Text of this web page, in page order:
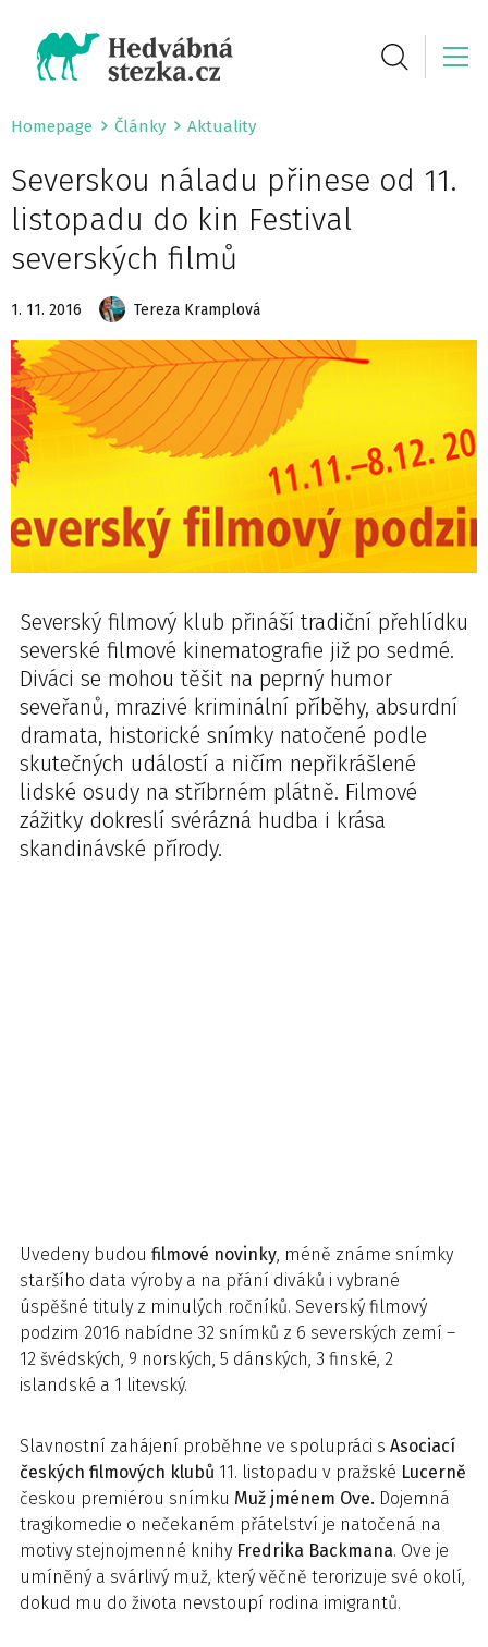
Homepage Články Aktuality
Severskou náladu přinese od 11.
listopadu do kin Festival
severských filmů
1. 11. 2016 Tereza Kramplová
Severský filmový klub přináší tradiční přehlídku
severské filmové kinematografie již po sedmé.
Diváci se mohou těšit na peprný humor
seveřanů, mrazivé kriminální příběhy, absurdní
dramata, historické snímky natočené podle
skutečných událostí a ničím nepřikrášlené
lidské osudy na stříbrném plátně. Filmové
zážitky dokreslí svérázná hudba i krása
skandinávské přírody.
Uvedeny budou filmové novinky, méně známe snímky
staršího data výroby a na přání diváků i vybrané
úspěšné tituly z minulých ročníků. Severský filmový
podzim 2016 nabídne 32 snímků z 6 severských zemí –
12 švédských, 9 norských, 5 dánských, 3 finské, 2
islandské a 1 litevský.
Slavnostní zahájení proběhne ve spolupráci s Asociací
českých filmových klubů 11. listopadu v pražské Lucerně
českou premiérou snímku Muž jménem Ove. Dojemná
tragikomedie o nečekaném přátelství je natočená na
motivy stejnojmenné knihy Fredrika Backmana. Ove je
umíněný a svárlivý muž, který věčně terorizuje své okolí,
dokud mu do života nevstoupí rodina imigrantů.